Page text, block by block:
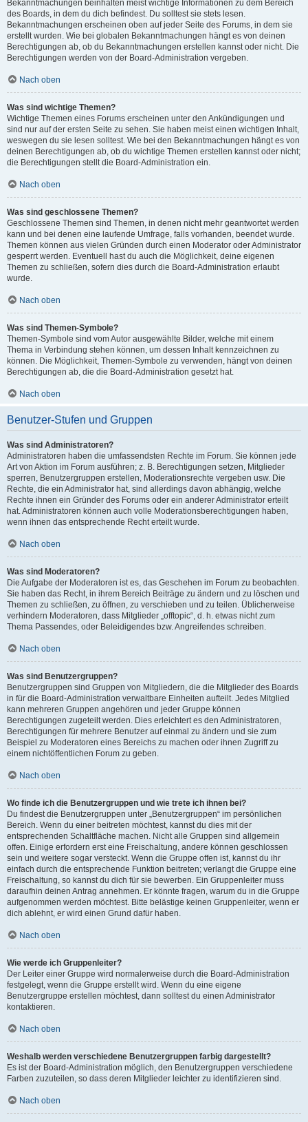
Bekanntmachungen beinhalten meist wichtige Informationen zu dem Bereich
des Boards, in dem du dich befindest. Du solltest sie stets lesen.
Bekanntmachungen erscheinen oben auf jeder Seite des Forums, in dem sie
erstellt wurden. Wie bei globalen Bekanntmachungen hängt es von deinen
Berechtigungen ab, ob du Bekanntmachungen erstellen kannst oder nicht. Die
Berechtigungen werden von der Board-Administration vergeben.
Nach oben
Was sind wichtige Themen?
Wichtige Themen eines Forums erscheinen unter den Ankündigungen und
sind nur auf der ersten Seite zu sehen. Sie haben meist einen wichtigen Inhalt,
weswegen du sie lesen solltest. Wie bei den Bekanntmachungen hängt es von
deinen Berechtigungen ab, ob du wichtige Themen erstellen kannst oder nicht;
die Berechtigungen stellt die Board-Administration ein.
Nach oben
Was sind geschlossene Themen?
Geschlossene Themen sind Themen, in denen nicht mehr geantwortet werden
kann und bei denen eine laufende Umfrage, falls vorhanden, beendet wurde.
Themen können aus vielen Gründen durch einen Moderator oder Administrator
gesperrt werden. Eventuell hast du auch die Möglichkeit, deine eigenen
Themen zu schließen, sofern dies durch die Board-Administration erlaubt
wurde.
Nach oben
Was sind Themen-Symbole?
Themen-Symbole sind vom Autor ausgewählte Bilder, welche mit einem
Thema in Verbindung stehen können, um dessen Inhalt kennzeichnen zu
können. Die Möglichkeit, Themen-Symbole zu verwenden, hängt von deinen
Berechtigungen ab, die die Board-Administration gesetzt hat.
Nach oben
Benutzer-Stufen und Gruppen
Was sind Administratoren?
Administratoren haben die umfassendsten Rechte im Forum. Sie können jede
Art von Aktion im Forum ausführen; z. B. Berechtigungen setzen, Mitglieder
sperren, Benutzergruppen erstellen, Moderationsrechte vergeben usw. Die
Rechte, die ein Administrator hat, sind allerdings davon abhängig, welche
Rechte ihnen ein Gründer des Forums oder ein anderer Administrator erteilt
hat. Administratoren können auch volle Moderationsberechtigungen haben,
wenn ihnen das entsprechende Recht erteilt wurde.
Nach oben
Was sind Moderatoren?
Die Aufgabe der Moderatoren ist es, das Geschehen im Forum zu beobachten.
Sie haben das Recht, in ihrem Bereich Beiträge zu ändern und zu löschen und
Themen zu schließen, zu öffnen, zu verschieben und zu teilen. Üblicherweise
verhindern Moderatoren, dass Mitglieder „offtopic“, d. h. etwas nicht zum
Thema Passendes, oder Beleidigendes bzw. Angreifendes schreiben.
Nach oben
Was sind Benutzergruppen?
Benutzergruppen sind Gruppen von Mitgliedern, die die Mitglieder des Boards
in für die Board-Administration verwaltbare Einheiten aufteilt. Jedes Mitglied
kann mehreren Gruppen angehören und jeder Gruppe können
Berechtigungen zugeteilt werden. Dies erleichtert es den Administratoren,
Berechtigungen für mehrere Benutzer auf einmal zu ändern und sie zum
Beispiel zu Moderatoren eines Bereichs zu machen oder ihnen Zugriff zu
einem nichtöffentlichen Forum zu geben.
Nach oben
Wo finde ich die Benutzergruppen und wie trete ich ihnen bei?
Du findest die Benutzergruppen unter „Benutzergruppen“ im persönlichen
Bereich. Wenn du einer beitreten möchtest, kannst du dies mit der
entsprechenden Schaltfläche machen. Nicht alle Gruppen sind allgemein
offen. Einige erfordern erst eine Freischaltung, andere können geschlossen
sein und weitere sogar versteckt. Wenn die Gruppe offen ist, kannst du ihr
einfach durch die entsprechende Funktion beitreten; verlangt die Gruppe eine
Freischaltung, so kannst du dich für sie bewerben. Ein Gruppenleiter muss
daraufhin deinen Antrag annehmen. Er könnte fragen, warum du in die Gruppe
aufgenommen werden möchtest. Bitte belästige keinen Gruppenleiter, wenn er
dich ablehnt, er wird einen Grund dafür haben.
Nach oben
Wie werde ich Gruppenleiter?
Der Leiter einer Gruppe wird normalerweise durch die Board-Administration
festgelegt, wenn die Gruppe erstellt wird. Wenn du eine eigene
Benutzergruppe erstellen möchtest, dann solltest du einen Administrator
kontaktieren.
Nach oben
Weshalb werden verschiedene Benutzergruppen farbig dargestellt?
Es ist der Board-Administration möglich, den Benutzergruppen verschiedene
Farben zuzuteilen, so dass deren Mitglieder leichter zu identifizieren sind.
Nach oben